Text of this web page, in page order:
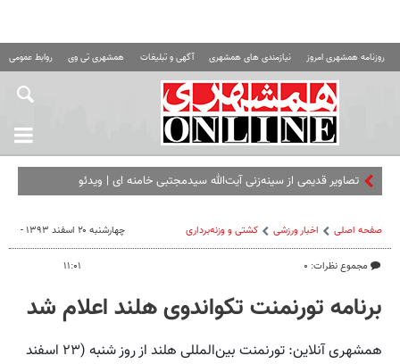
روزنامه همشهری امروز نیازمندی های همشهری آگهی و تبلیغات همشهری تی وی روابط عمومی
تصاویر قدیمی از سینه‌زنی آیت‌الله سیدمجتبی خامنه ای | ویدئو
صفحه اصلی اخبار ورزشی کشتی و وزنه‌برداری
مجموع نظرات: ۰
چهارشنبه ۲۰ اسفند ۱۳۹۳ -
۱۱:۰۱
برنامه تورنمنت تکواندوی هلند اعلام شد
همشهری آنلاین: تورنمنت بین‌المللی هلند از روز شنبه (۲۳ اسفند